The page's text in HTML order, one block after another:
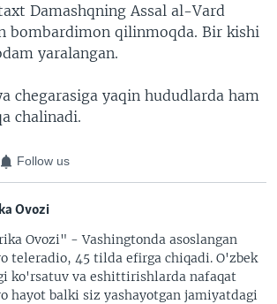
Damashqning Assal al-Vard
bombardimon qilinmoqda. Bir kishi
yaralangan.
chegarasiga yaqin hududlarda ham
chalinadi.
Follow us
Ovozi
Ovozi" - Vashingtonda asoslangan
teleradio, 45 tilda efirga chiqadi. O'zbek
ko'rsatuv va eshittirishlarda nafaqat
hayot balki siz yashayotgan jamiyatdagi